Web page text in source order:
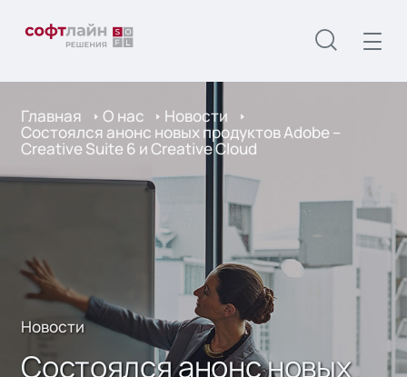
Главная О нас Новости
Состоялся анонс новых продуктов Adobe –
Creative Suite 6 и Creative Cloud
Новости
Состоялся анонс новых